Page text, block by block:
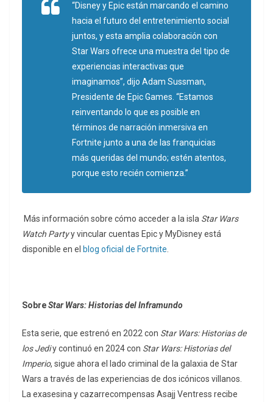
“Disney y Epic están marcando el camino
hacia el futuro del entretenimiento social
juntos, y esta amplia colaboración con
Star Wars ofrece una muestra del tipo de
experiencias interactivas que
imaginamos”, dijo Adam Sussman,
Presidente de Epic Games. “Estamos
reinventando lo que es posible en
términos de narración inmersiva en
Fortnite junto a una de las franquicias
más queridas del mundo; estén atentos,
porque esto recién comienza.”
Más información sobre cómo acceder a la isla Star Wars
Watch Partyy vincular cuentas Epic y MyDisney está
disponible en el blog oficial de Fortnite
SobreStar Wars: Historias del Inframundo
Esta serie, que estrenó en 2022 con Star Wars: Historias de
los Jediy continuó en 2024 con Star Wars: Historias del
Imperio, sigue ahora el lado criminal de la galaxia de Star
Wars a través de las experiencias de dos icónicos villanos.
La exasesina y cazarrecompensas Asajj Ventress recibe